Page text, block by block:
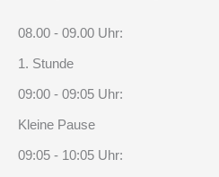
08.00 - 09.00 Uhr:
1. Stunde
09:00 - 09:05 Uhr:
Kleine Pause
09:05 - 10:05 Uhr: